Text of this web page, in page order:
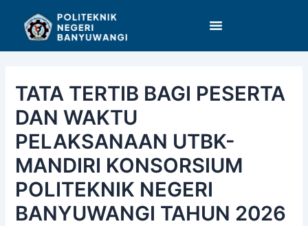
content
TATA TERTIB BAGI PESERTA
DAN WAKTU
PELAKSANAAN UTBK-
MANDIRI KONSORSIUM
POLITEKNIK NEGERI
BANYUWANGI TAHUN 2026
navigation